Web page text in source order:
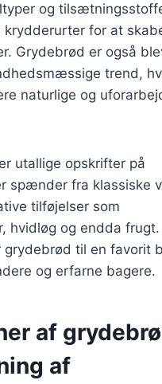
og
krydderurter for at
Grydebrød er også
trend,
naturlige og
utallige opskrifter på
spænder fra klassiske
tilføjelser som
hvidløg og endda frugt.
grydebrød til en favorit
og erfarne bagere.
af
af